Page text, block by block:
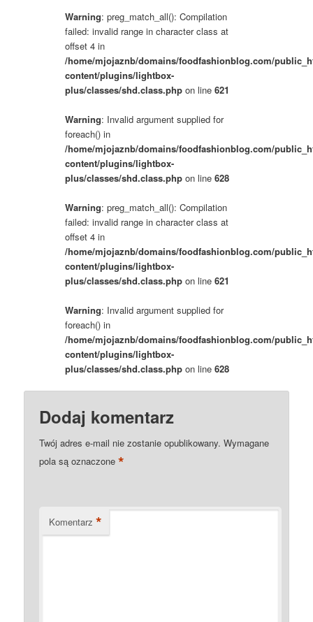
Warning: preg_match_all(): Compilation
failed: invalid range in character class at
offset 4 in
/home/mjojaznb/domains/foodfashionblog.com/
content/plugins/lightbox-
plus/classes/shd.class.php on line621
Warning: Invalid argument supplied for
foreach() in
/home/mjojaznb/domains/foodfashionblog.com/
content/plugins/lightbox-
plus/classes/shd.class.php on line628
Warning: preg_match_all(): Compilation
failed: invalid range in character class at
offset 4 in
/home/mjojaznb/domains/foodfashionblog.com/
content/plugins/lightbox-
plus/classes/shd.class.php on line621
Warning: Invalid argument supplied for
foreach() in
/home/mjojaznb/domains/foodfashionblog.com/
content/plugins/lightbox-
plus/classes/shd.class.php on line628
Dodaj komentarz
Twój adres e-mail nie zostanie opublikowany. Wymagane
pola są oznaczone*
Komentarz *